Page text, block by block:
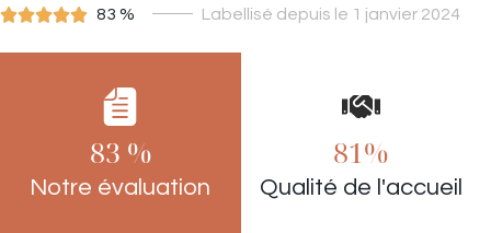
 83 % Labellisé depuis le 1 janvier 2024
SALON DE COIFFURE
83 %
Notre évaluation
81%
Qualité de l'accueil